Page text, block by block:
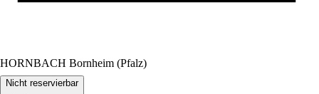
HORNBACH Bornheim (Pfalz)
Nicht reservierbar